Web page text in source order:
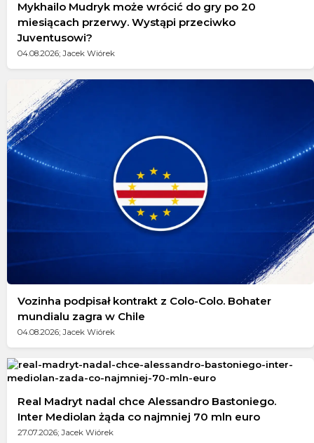
Mykhailo Mudryk może wrócić do gry po 20
miesiącach przerwy. Wystąpi przeciwko
Juventusowi?
04.08.2026; Jacek Wiórek
Vozinha podpisał kontrakt z Colo-Colo. Bohater
mundialu zagra w Chile
04.08.2026; Jacek Wiórek
Real Madryt nadal chce Alessandro Bastoniego.
Inter Mediolan żąda co najmniej 70 mln euro
27.07.2026; Jacek Wiórek